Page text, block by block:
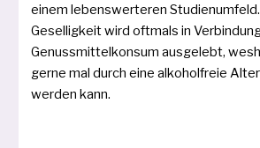
einem lebens­wer­te­ren
Geselligkeit wird oft­mals in
Genussmittelkonsum aus­ge­lebt,
ger­ne mal durch eine alko­hol­freie
wer­den kann.